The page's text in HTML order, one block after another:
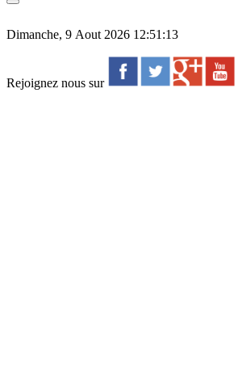
Dimanche, 9 Aout 2026 12:51:13
Rejoignez nous sur